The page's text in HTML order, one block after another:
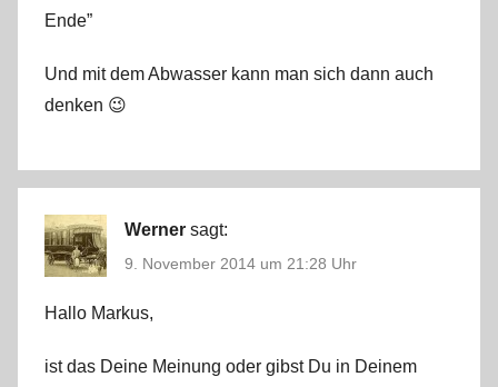
Ende”
Und mit dem Abwasser kann man sich dann auch
denken 😉
Werner sagt:
9. November 2014 um 21:28 Uhr
Hallo Markus,
ist das Deine Meinung oder gibst Du in Deinem